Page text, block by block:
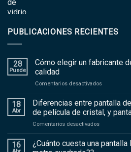
PUBLICACIONES RECIENTES
28
Puede
Cómo elegir un fabricante
calidad
Comentarios desactivadosen
elegir
un
fabricante
LED
18
Abr
Diferencias entre pantalla
de película de cristal, y
Comentarios desactivadosen
entre
pantalla
16
¿Cuánto cuesta una